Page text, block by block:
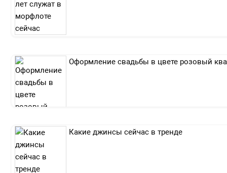
Оформление свадьбы в цвете розовый
Какие джинсы сейчас в тренде